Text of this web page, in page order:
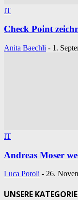
IT
Check Point
Anita Baechli - 1.
IT
Andreas Moser
Luca Poroli - 26.
UNSERE